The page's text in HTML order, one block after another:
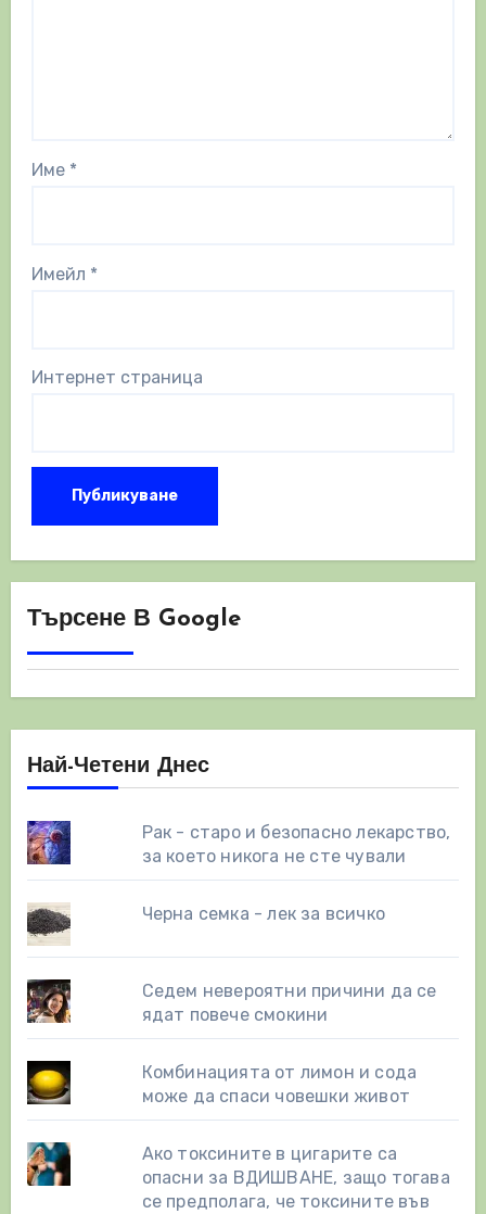
Име *
Имейл *
Интернет страница
Търсене В Google
Най-Четени Днес
Рак - старо и безопасно лекарство,
за което никога не сте чували
Черна семка - лек за всичко
Седем невероятни причини да се
ядат повече смокини
Комбинацията от лимон и сода
може да спаси човешки живот
Ако токсините в цигарите са
опасни за ВДИШВАНЕ, защо тогава
се предполага, че токсините във